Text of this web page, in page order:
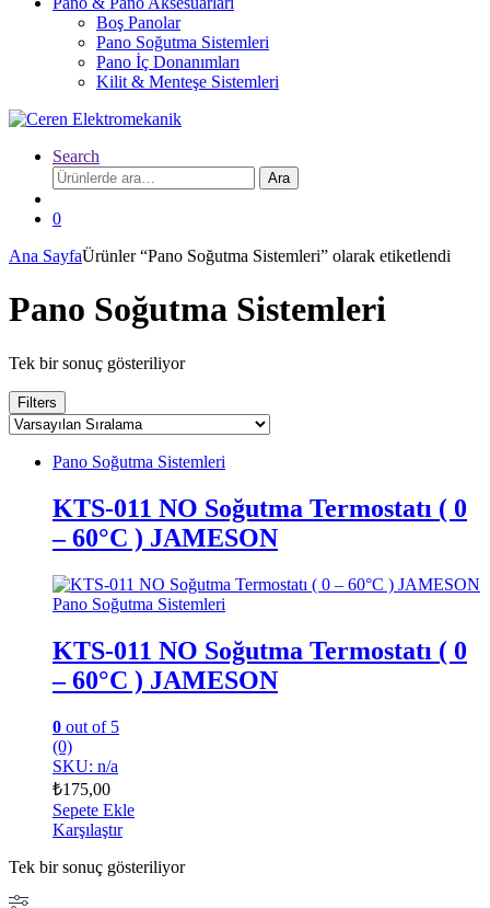
Boş Panolar
Pano Soğutma Sistemleri
Pano İç Donanımları
Kilit & Menteşe Sistemleri
Search
Ara:
Ara
0
Ana SayfaÜrünler “Pano Soğutma Sistemleri” olarak etiketlendi
Pano Soğutma Sistemleri
Tek bir sonuç gösteriliyor
Filters
Pano Soğutma Sistemleri
KTS-011 NO Soğutma Termostatı ( 0
– 60°C ) JAMESON
Pano Soğutma Sistemleri
KTS-011 NO Soğutma Termostatı ( 0
– 60°C ) JAMESON
0 out of 5
(0)
SKU: n/a
₺175,00
Sepete Ekle
Karşılaştır
Tek bir sonuç gösteriliyor